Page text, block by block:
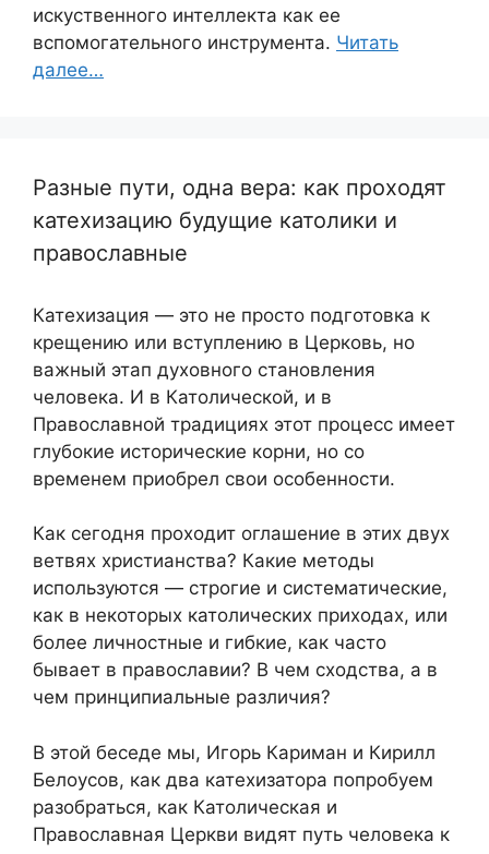
искуственного интеллекта как ее
вспомогательного инструмента. Читать
далее…
Разные пути, одна вера: как проходят
катехизацию будущие католики и
православные
Катехизация — это не просто подготовка к
крещению или вступлению в Церковь, но
важный этап духовного становления
человека. И в Католической, и в
Православной традициях этот процесс имеет
глубокие исторические корни, но со
временем приобрел свои особенности.
Как сегодня проходит оглашение в этих двух
ветвях христианства? Какие методы
используются — строгие и систематические,
как в некоторых католических приходах, или
более личностные и гибкие, как часто
бывает в православии? В чем сходства, а в
чем принципиальные различия?
В этой беседе мы, Игорь Кариман и Кирилл
Белоусов, как два катехизатора попробуем
разобраться, как Католическая и
Православная Церкви видят путь человека к